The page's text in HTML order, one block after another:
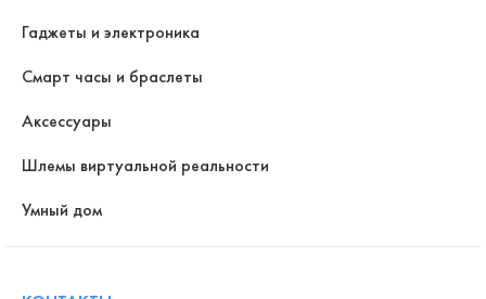
Гаджеты и электроника
Смарт часы и браслеты
Аксессуары
Шлемы виртуальной реальности
Умный дом